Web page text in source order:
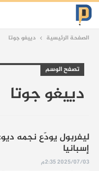
الصفحة الرئيسية دييغو جوتا
تصفح الوسم
دييغو جوتا
ليفربول يودّع نجمه
إسبانيا
2025/07/03 2:35م